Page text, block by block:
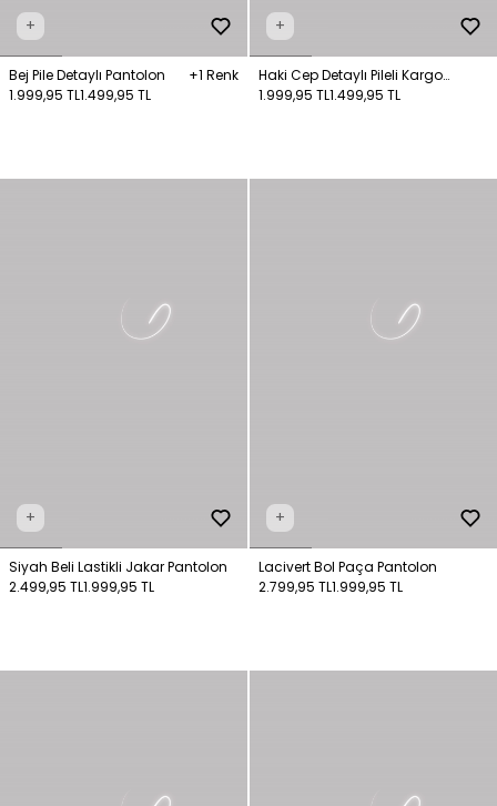
+
Bej Pile Detaylı Pantolon
+1 Renk
1.999,95 TL1.499,95 TL
+
Haki Cep Detaylı Pileli Kargo
Pantolon
1.999,95 TL1.499,95 TL
+
Siyah Beli Lastikli Jakar Pantolon
2.499,95 TL1.999,95 TL
+
Lacivert Bol Paça Pantolon
2.799,95 TL1.999,95 TL